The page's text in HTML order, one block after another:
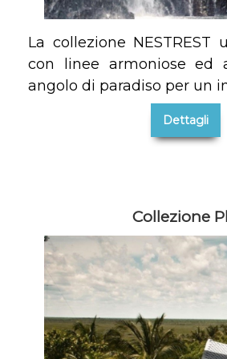
La collezione NESTREST
con linee armoniose ed
angolo di paradiso per un
Dettagli
Collezione